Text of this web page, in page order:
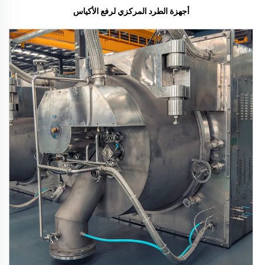
أجهزة الطرد المركزي لرفع الأكياس